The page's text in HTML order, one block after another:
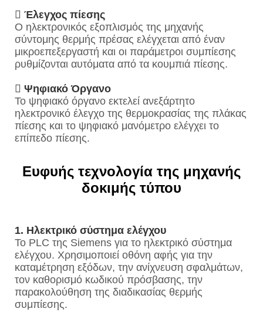
 Έλεγχος πίεσης
Ο ηλεκτρονικός εξοπλισμός της μηχανής
σύντομης θερμής πρέσας ελέγχεται από έναν
μικροεπεξεργαστή και οι παράμετροι συμπίεσης
ρυθμίζονται αυτόματα από τα κουμπιά πίεσης.
 Ψηφιακό Όργανο
Το ψηφιακό όργανο εκτελεί ανεξάρτητο
ηλεκτρονικό έλεγχο της θερμοκρασίας της πλάκας
πίεσης και το ψηφιακό μανόμετρο ελέγχει το
επίπεδο πίεσης.
Ευφυής τεχνολογία της μηχανής
δοκιμής τύπου
1. Ηλεκτρικό σύστημα ελέγχου
Το PLC της Siemens για το ηλεκτρικό σύστημα
ελέγχου. Χρησιμοποιεί οθόνη αφής για την
καταμέτρηση εξόδων, την ανίχνευση σφαλμάτων,
τον καθορισμό κωδικού πρόσβασης, την
παρακολούθηση της διαδικασίας θερμής
συμπίεσης.